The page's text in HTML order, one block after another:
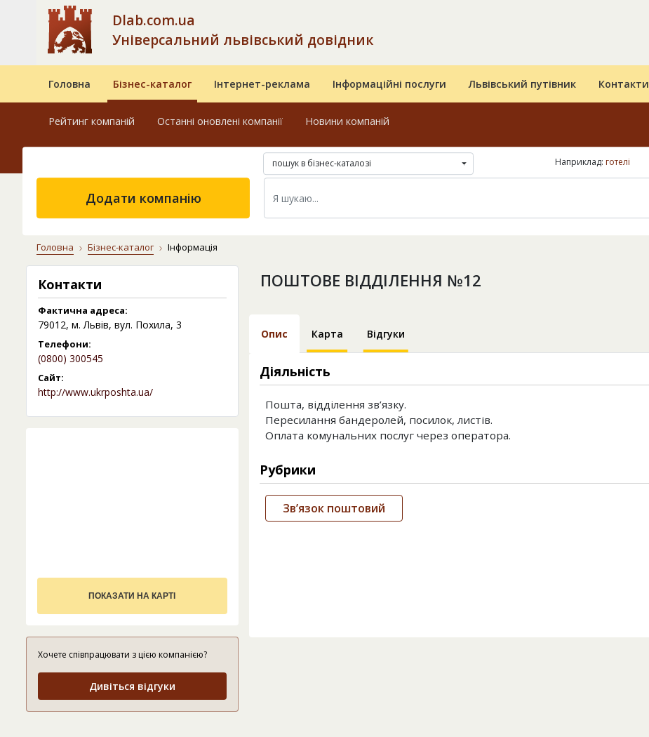
Dlab.com.ua
Універсальний львівський довідник
Головна Бізнес-каталог Інтернет-реклама Інформаційні послуги Львівський путівник Контакти
Рейтинг компаній Останні оновлені компанії Новини компаній
пошук в бізнес-каталозі Наприклад: готелі
Додати компанію
Головна Бізнес-каталог Інформація
Контакти
Фактична адреса:
79012, м. Львів, вул. Похила, 3
Телефони:
(0800) 300545
Сайт:
http://www.ukrposhta.ua/
ПОКАЗАТИ НА КАРТІ
Хочете співпрацювати з цією компанією?
Дивіться відгуки
ПОШТОВЕ ВІДДІЛЕННЯ №12
Опис Карта Відгуки
Діяльність
Пошта, відділення зв’язку.
Пересилання бандеролей, посилок, листів.
Оплата комунальних послуг через оператора.
Рубрики
Зв’язок поштовий